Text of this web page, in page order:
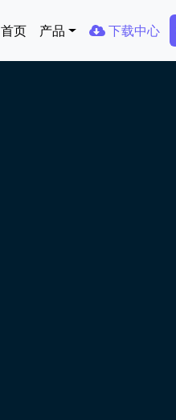
Main navigation
首页 产品 下载中心